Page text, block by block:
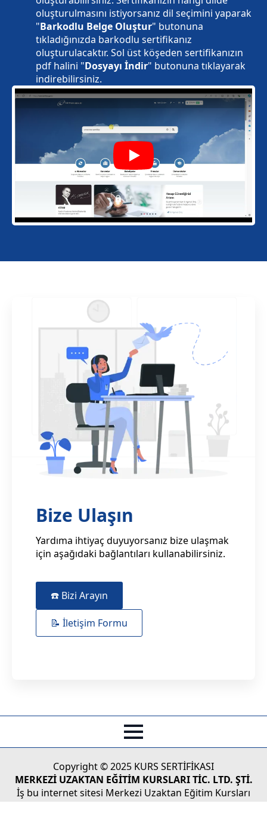
Play
oluşturulmasını istiyorsanız dil seçimini yaparak
"Barkodlu Belge Oluştur" butonuna
tıkladığınızda barkodlu sertifikanız
oluşturulacaktır. Sol üst köşeden sertifikanızın
pdf halini "Dosyayı İndir" butonuna tıklayarak
indirebilirsiniz.
Bize Ulaşın
Yardıma ihtiyaç duyuyorsanız bize ulaşmak
için aşağıdaki bağlantıları kullanabilirsiniz.
☎️ Bizi Arayın
📝 İletişim Formu
Copyright © 2025 KURS SERTİFİKASI
MERKEZİ UZAKTAN EĞİTİM KURSLARI TİC. LTD. ŞTİ.
İş bu internet sitesi Merkezi Uzaktan Eğitim Kursları